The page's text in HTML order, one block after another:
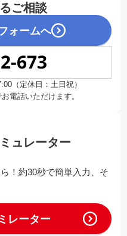
ご相談
ォームへ
673
（定休日：土日祝）
電話いただけます。
ュレーター
！約30秒で簡単入力、そ
レーター